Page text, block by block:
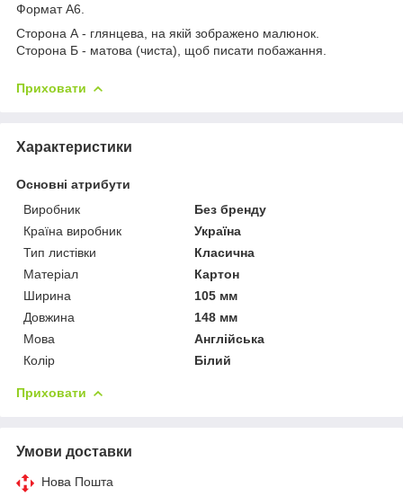
Формат А6.
Сторона А - глянцева, на якій зображено малюнок.
Сторона Б - матова (чиста), щоб писати побажання.
Приховати
Характеристики
Основні атрибути
Виробник
Без бренду
Країна виробник
Україна
Тип листівки
Класична
Матеріал
Картон
Ширина
105 мм
Довжина
148 мм
Мова
Англійська
Колір
Білий
Приховати
Умови доставки
Нова Пошта